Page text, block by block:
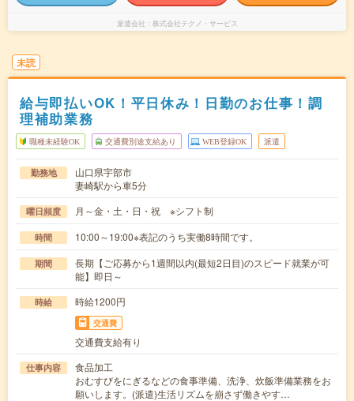
派遣会社 株式会社テクノ・サービス
未読
給与即払いOK！平日休み！日勤のお仕事！調
理補助業務
職種未経験OK 交通費別途支給あり WEB登録OK 派遣
勤務地
山口県宇部市
妻崎駅から車5分
曜日頻度 月～金・土・日・祝 ※シフト制
時間 10:00～19:00※表記のうち実働8時間です。
期間
長期【ご応募から1週間以内(最短2日目)のスピード就業が可
能】即日～
時給 時給1200円
交通費
交通費支給有り
仕事内容
食品加工
おむすびをにぎるなどの食事準備、洗浄、炊飯準備業務をお
願いします。(派遣)生活リズムを崩さず働きやす…